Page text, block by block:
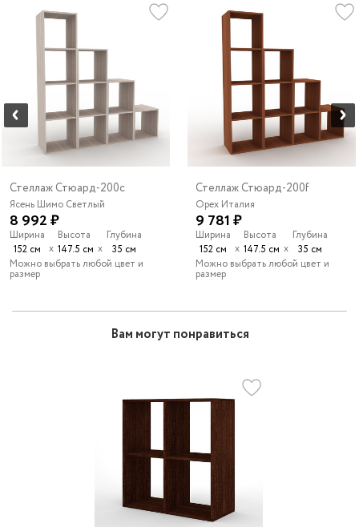
Стеллаж Стюард-200c
Ясень Шимо Светлый
8 992 ₽
Ширина
152 см
х
Высота
147.5 см х
Глубина
35 см
Можно выбрать любой цвет и
размер
Стеллаж Стюард-200f
Орех Италия
9 781 ₽
Ширина
152 см
х
Высота
147.5 см х
Глубина
35 см
Можно выбрать любой цвет и
размер
Вам могут понравиться